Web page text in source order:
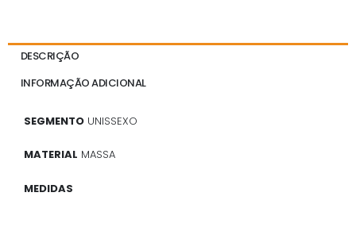
DESCRIÇÃO
INFORMAÇÃO ADICIONAL
SEGMENTO UNISSEXO
MATERIAL MASSA
MEDIDAS